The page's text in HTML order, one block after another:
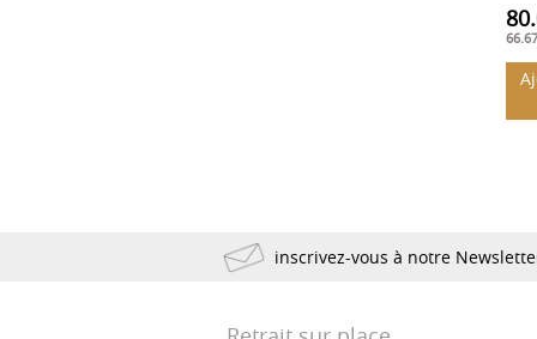
inscrivez-vous à notre